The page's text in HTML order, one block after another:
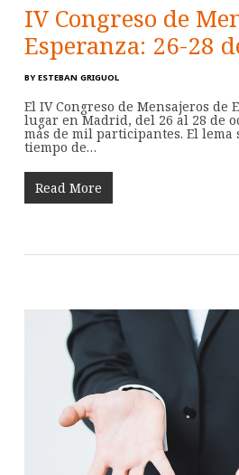
IV Congreso de
Esperanza: 26-28
BY ESTEBAN GRIGUOL
El IV Congreso de Mensajeros de
lugar en Madrid, del 26 al 28 de
más de mil participantes. El lema
tiempo de…
Read More